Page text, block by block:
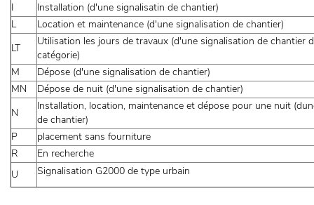
I
Installation (d'une signalisatin de chantier)
L
Location et maintenance (d'une signalisation de chantier)
LT
Utilisation les jours de travaux (d'une signalisation de chantier
catégorie)
M
Dépose (d'une signalisation de chantier)
MN
Dépose de nuit (d'une signalisation de chantier)
N
Installation, location, maintenance et dépose pour une nuit
de chantier)
P
placement sans fourniture
R
En recherche
U
Signalisation G2000 de type urbain